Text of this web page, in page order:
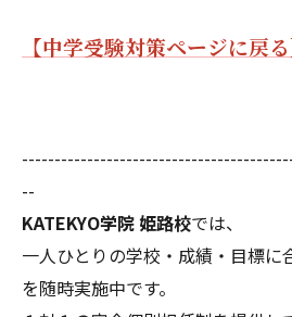
【中学受験対策ページに戻る
--
KATEKYO学院 姫路校では、
一人ひとりの学校・成績・目標に
を随時実施中です。